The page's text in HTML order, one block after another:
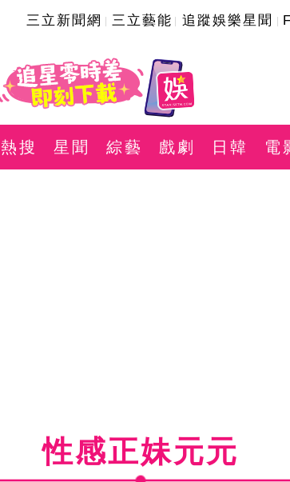
三立新聞網 三立藝能 追蹤娛樂星聞
熱搜 星聞 綜藝 戲劇 日韓 電
性感正妹元元